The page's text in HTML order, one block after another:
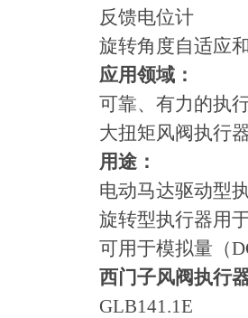
反馈电位计
旋转角度自适应
应用领域：
可靠、有力的执
大扭矩风阀执行
用途：
电动马达驱动型
旋转型执行器用
可用于模拟量（
西门子风阀执行
GLB141.1E